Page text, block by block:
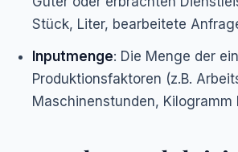
Stück, Liter, bearbeitete
Inputmenge: Die Menge der
Produktionsfaktoren (z.B.
Maschinenstunden, Kilogramm